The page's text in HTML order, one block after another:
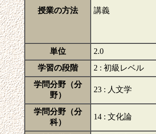
授業の方法 講義
単位 2.0
学習の段階
2 : 初級レベル
学問分野（分
野）
23 : 人文学
学問分野（分
科）
14 : 文化論